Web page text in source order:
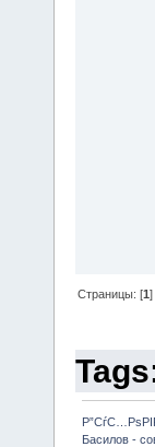
Страницы: [1
Басилов -